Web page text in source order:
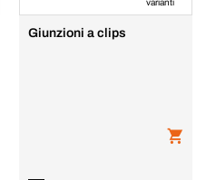
varianti
Giunzioni a clips